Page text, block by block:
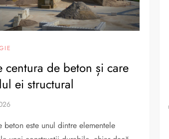
centura de beton și care
ei structural
beton este unul dintre elementele